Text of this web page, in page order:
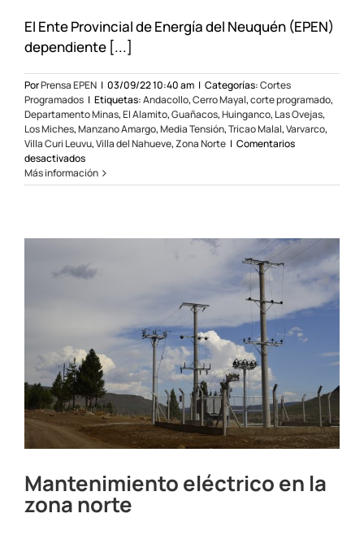
15/11/22
El Ente Provincial de Energía del Neuquén (EPEN)
dependiente [...]
PorPrensa EPEN | 03/09/22 10:40 am | Categorías:Cortes
Programados | Etiquetas:Andacollo,Cerro Mayal,corte programado,
Departamento Minas,El Alamito,Guañacos,Huinganco, Las Ovejas,
Los Miches,Manzano Amargo,Media Tensión,Tricao Malal,Varvarco,
Villa Curi Leuvu,Villa del Nahueve,Zona Norte | Comentarios
desactivadosen
Corte
programado
Más información
Mantenimiento eléctrico en la
zona norte